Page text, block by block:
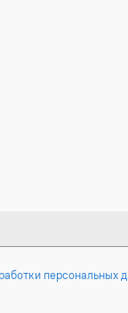
персональных